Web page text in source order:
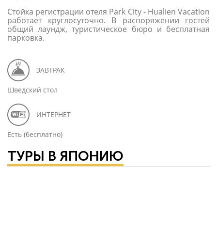
Стойка регистрации отеля Park City - Hualien Vacation
работает круглосуточно. В распоряжении гостей
общий лаундж, туристическое бюро и бесплатная
парковка.
ЗАВТРАК
Шведский стол
ИНТЕРНЕТ
Есть (бесплатно)
ТУРЫ В ЯПОНИЮ